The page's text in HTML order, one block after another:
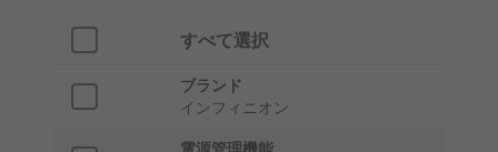
すべて選択
ブランド
インフィニオン